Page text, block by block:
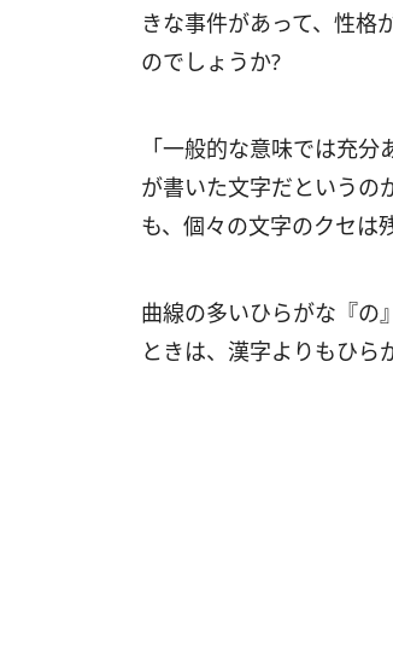
きな事件があって、性格
のでしょうか?
「一般的な意味では充
が書いた文字だというの
も、個々の文字のクセは
曲線の多いひらがな『の
ときは、漢字よりもひら